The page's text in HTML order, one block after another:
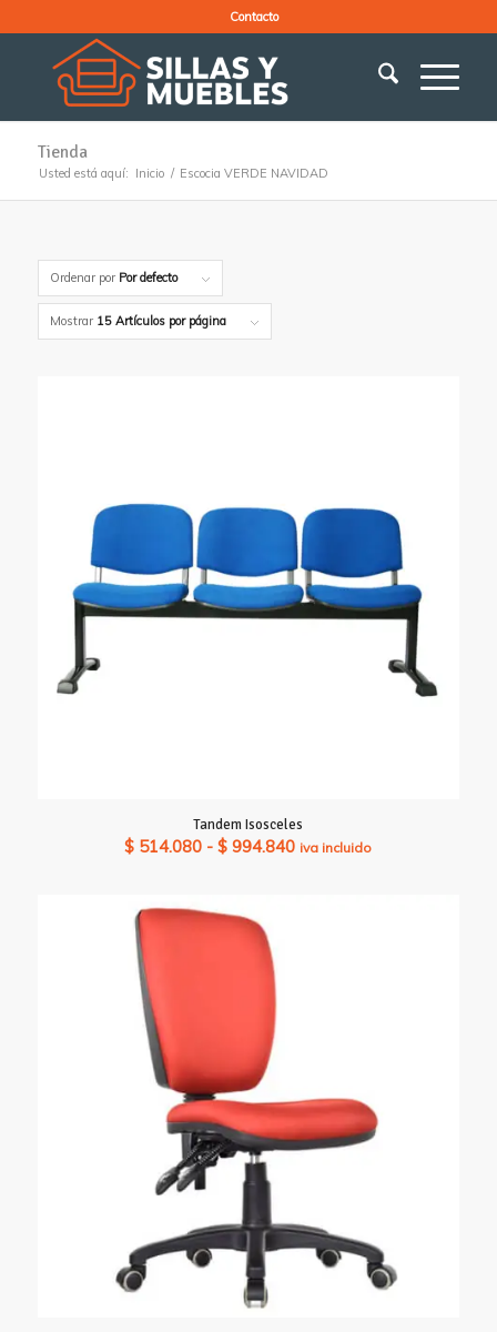
Contacto
Tienda
Usted está aquí: Inicio / Escocia VERDE NAVIDAD
Ordenar por Por defecto
Mostrar 15 Artículos por página
Tandem Isosceles
$ 514.080 - $ 994.840Rango
iva incluido